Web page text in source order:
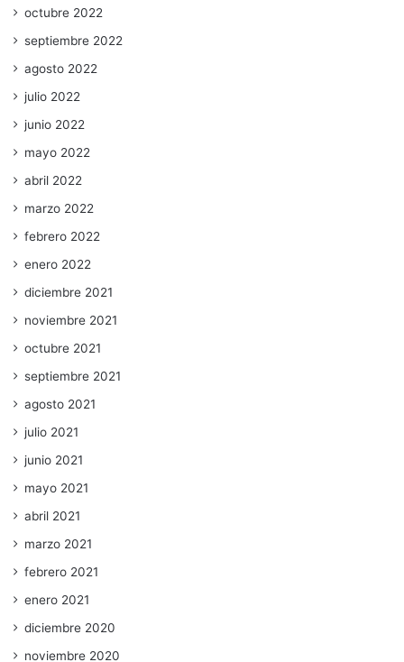
octubre 2022
septiembre 2022
agosto 2022
julio 2022
junio 2022
mayo 2022
abril 2022
marzo 2022
febrero 2022
enero 2022
diciembre 2021
noviembre 2021
octubre 2021
septiembre 2021
agosto 2021
julio 2021
junio 2021
mayo 2021
abril 2021
marzo 2021
febrero 2021
enero 2021
diciembre 2020
noviembre 2020